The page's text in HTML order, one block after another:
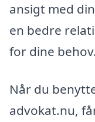
ansigt med
en bedre
for dine behov.
Når du
advokat.nu,